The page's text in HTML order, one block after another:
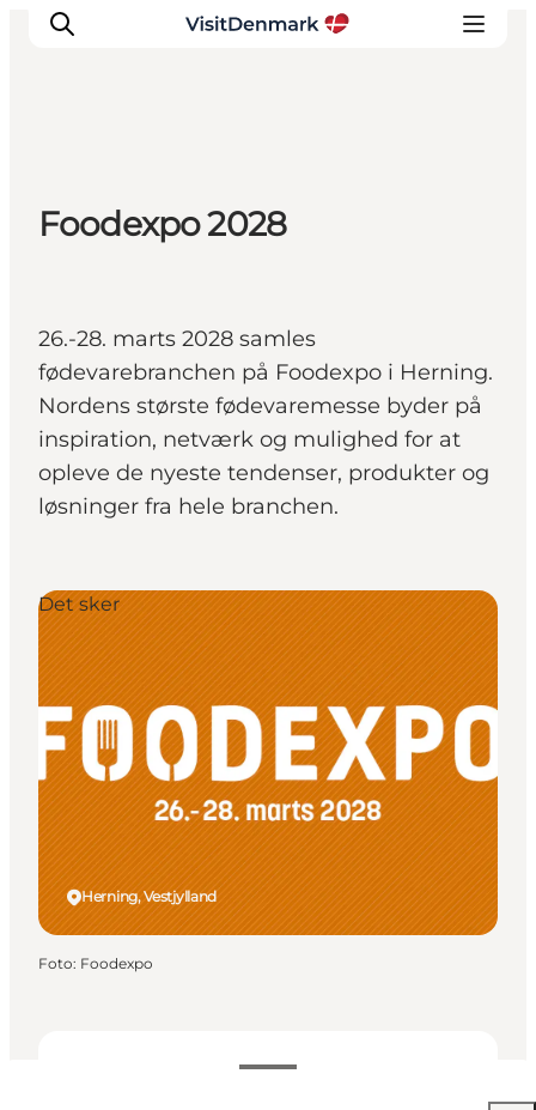
Inspiration
Destinationer
Planlæg ferien
Foodexpo 2028
26.-28. marts 2028 samles
fødevarebranchen på Foodexpo i Herning.
Nordens største fødevaremesse byder på
inspiration, netværk og mulighed for at
opleve de nyeste tendenser, produkter og
løsninger fra hele branchen.
Herning, Vestjylland
Det sker
Foto: Foodexpo